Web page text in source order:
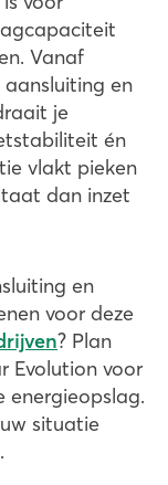
Vanaf
aansluiting en
je
én
vlakt pieken
dan inzet
en
voor deze
? Plan
Evolution voor
energieopslag.
situatie